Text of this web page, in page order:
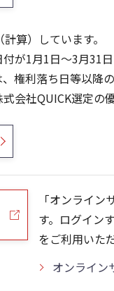
算）しています。
が1月1日～3月31
権利落ち日等以降
会社QUICK選定の
「オンライ
す。ログイン
をご利用いた
オンライン